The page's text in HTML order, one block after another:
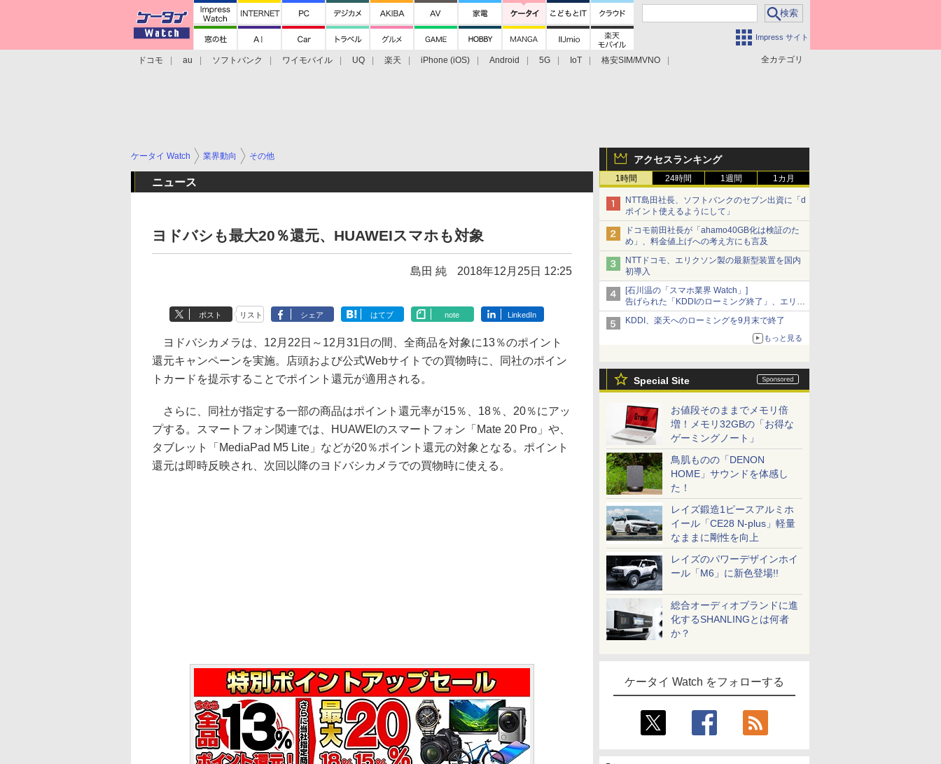
Impress サイト
全カテゴリ
ドコモ au ソフトバンク ワイモバイル UQ 楽天 iPhone (iOS) Android 5G IoT
格安SIM/MVNO
アクセスランキング
1時間 24時間 1週間 1カ月
NTT島田社長、ソフトバンクのセブン出資に「d
ポイント使えるようにして」
ドコモ前田社長が「ahamo40GB化は検証のた
め」、料金値上げへの考え方にも言及
NTTドコモ、エリクソン製の最新型装置を国内
初導入
[石川温の「スマホ業界 Watch」]
告げられた「KDDIのローミング終了」、エリア
マップの落とし穴と楽天モバイルの課題
KDDI、楽天へのローミングを9月末で終了
もっと見る
Special Site
お値段そのままでメモリ倍
増！メモリ32GBの「お得な
ゲーミングノート」
鳥肌ものの「DENON
HOME」サウンドを体感し
た！
レイズ鍛造1ピースアルミホ
イール「CE28 N-plus」軽量
なままに剛性を向上
レイズのパワーデザインホイ
ール「M6」に新色登場!!
総合オーディオブランドに進
化するSHANLINGとは何者
か？
ケータイ Watch をフォローする
ケータイ Watch 業界動向 その他
ニュース
ヨドバシも最大20％還元、HUAWEIスマホも対象
島田 純 2018年12月25日 12:25
ポスト リスト シェア はてブ note LinkedIn
ヨドバシカメラは、12月22日～12月31日の間、全商品を対象に13％のポイント
還元キャンペーンを実施。店頭および公式Webサイトでの買物時に、同社のポイン
トカードを提示することでポイント還元が適用される。
さらに、同社が指定する一部の商品はポイント還元率が15％、18％、20％にアッ
プする。スマートフォン関連では、HUAWEIのスマートフォン「Mate 20 Pro」や、
タブレット「MediaPad M5 Lite」などが20％ポイント還元の対象となる。ポイント
還元は即時反映され、次回以降のヨドバシカメラでの買物時に使える。